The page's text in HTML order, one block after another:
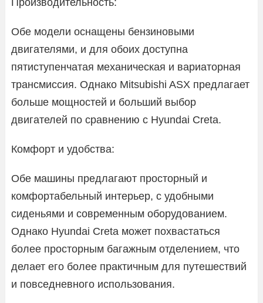
Обе модели оснащены бензиновыми
двигателями, и для обоих доступна
пятиступенчатая механическая и вариаторная
трансмиссия. Однако Mitsubishi ASX предлагает
больше мощностей и больший выбор
двигателей по сравнению с Hyundai Creta.
Комфорт и удобства:
Обе машины предлагают просторный и
комфортабельный интерьер, с удобными
сиденьями и современным оборудованием.
Однако Hyundai Creta может похвастаться
более просторным багажным отделением, что
делает его более практичным для путешествий
и повседневного использования.